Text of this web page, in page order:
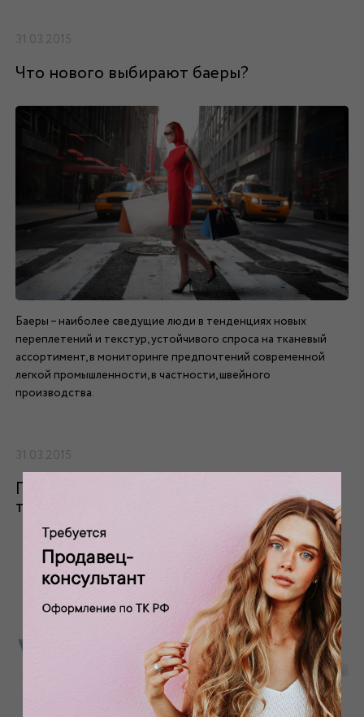
31.03.2015
Что нового выбирают баеры?
Баеры – наиболее сведущие люди в тенденциях новых
переплетений и текстур, устойчивого спроса на тканевый
ассортимент, в мониторинге предпочтений современной
легкой промышленности, в частности, швейного
производства.
31.03.2015
Грамотный уход за различными
типами тканей